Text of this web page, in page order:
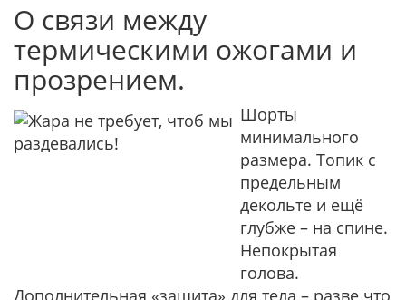
О связи между
термическими ожогами и
прозрением.
Шорты
минимального
размера. Топик с
предельным
декольте и ещё
глубже – на спине.
Непокрытая
голова.
Дополнительная «защита» для тела – разве что